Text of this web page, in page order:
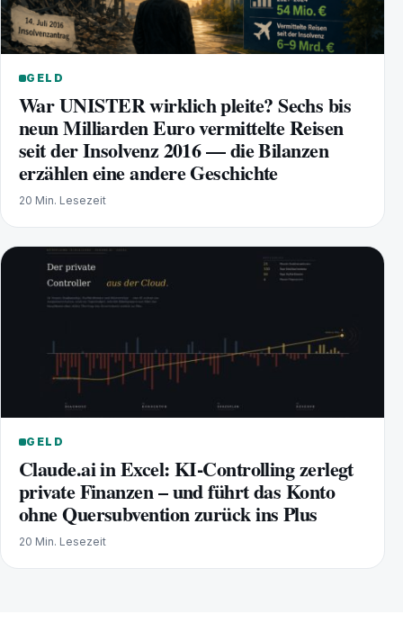
GELD
War UNISTER wirklich pleite? Sechs bis
neun Milliarden Euro vermittelte Reisen
seit der Insolvenz 2016 — die Bilanzen
erzählen eine andere Geschichte
20 Min. Lesezeit
GELD
Claude.ai in Excel: KI-Controlling zerlegt
private Finanzen – und führt das Konto
ohne Quersubvention zurück ins Plus
20 Min. Lesezeit